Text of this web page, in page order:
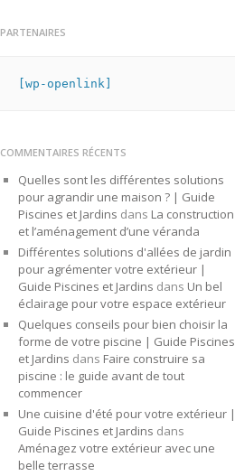
PARTENAIRES
[wp-openlink]
COMMENTAIRES RÉCENTS
Quelles sont les différentes solutions
pour agrandir une maison ? | Guide
Piscines et Jardins dans La construction
et l’aménagement d’une véranda
Différentes solutions d'allées de jardin
pour agrémenter votre extérieur |
Guide Piscines et Jardins dans Un bel
éclairage pour votre espace extérieur
Quelques conseils pour bien choisir la
forme de votre piscine | Guide Piscines
et Jardins dans Faire construire sa
piscine : le guide avant de tout
commencer
Une cuisine d'été pour votre extérieur |
Guide Piscines et Jardins dans
Aménagez votre extérieur avec une
belle terrasse